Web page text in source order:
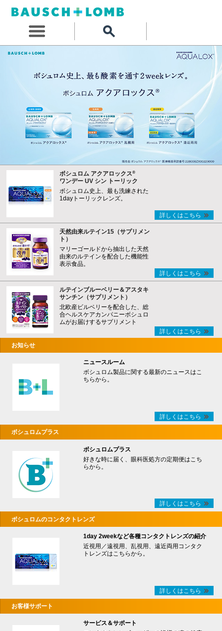
ボシュロム アクアロックス®
ワンデー UV シン トーリック
ボシュロム史上、最も洗練された
1dayトーリックレンズ。
詳しくはこちら
天然由来ルテイン15（サプリメン
ト）
マリーゴールドから抽出した天然
由来のルテインを配合した機能性
表示食品。
詳しくはこちら
ルテインブルーベリー＆アスタキ
サンチン（サプリメント）
北欧産ビルベリーを配合した、総
合ヘルスケアカンパニーボシュロ
ムがお届けするサプリメント
詳しくはこちら
お知らせ
ニュースルーム
ボシュロム製品に関する最新のニュースはこ
ちらから。
詳しくはこちら
ボシュロムプラス
ボシュロムプラス
好きな時に届く、眼科医処方の定期便はこち
らから。
詳しくはこちら
ボシュロムのコンタクトレンズ
1day 2weekなど各種コンタクトレンズの紹介
近視用／遠視用、乱視用、遠近両用コンタク
トレンズはこちらから。
詳しくはこちら
お客様サポート
サービス＆サポート